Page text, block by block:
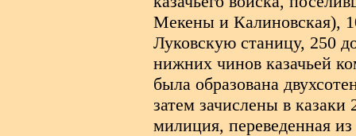
Мекены и Калиновская),
Луковскую станицу, 250
нижних чинов казачьей
была образована
затем зачислены в
милиция, переведенная